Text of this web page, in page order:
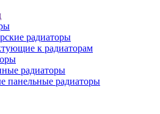
радиаторы
к радиаторам
радиаторы
панельные радиаторы